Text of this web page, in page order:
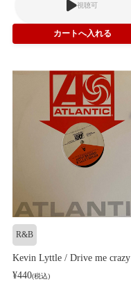
視聴可
R&B
Kevin Lyttle / Drive me crazy
¥440(税込)